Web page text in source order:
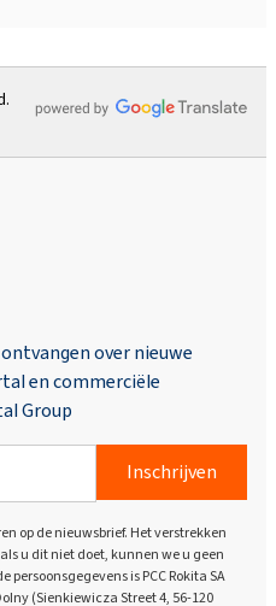
over nieuwe
en commerciële
Group
Inschrijven
op de nieuwsbrief. Het verstrekken
u dit niet doet, kunnen we u geen
is PCC Rokita SA
(Sienkiewicza Street 4, 56-120